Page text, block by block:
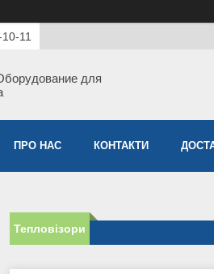
11
для
ПРО НАС КОНТАКТИ
Тепловізори